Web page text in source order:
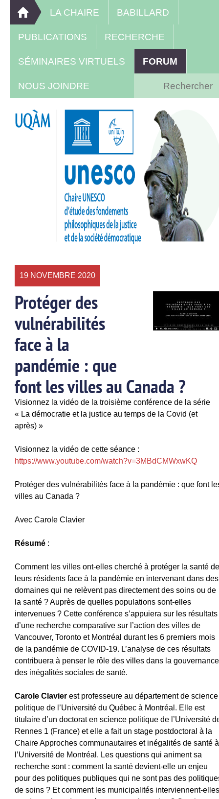
LA CHAIRE BABILLARD
PUBLICATIONS RECHERCHE
SÉMINAIRES VIRTUELS FORUM
NOUS JOINDRE
19 NOVEMBRE 2020
Protéger des
vulnérabilités
face à la
pandémie : que
font les villes au Canada ?
Visionnez la vidéo de la troisième conférence de la série
« La démocratie et la justice au temps de la Covid (et
après) »
Visionnez la vidéo de cette séance :
https://www.youtube.com/watch?v=3MBdCMWxwKQ
Protéger des vulnérabilités face à la pandémie : que font
villes au Canada ?
Avec Carole Clavier
Résumé :
Comment les villes ont-elles cherché à protéger la santé de
leurs résidents face à la pandémie en intervenant dans des
domaines qui ne relèvent pas directement des soins ou de
la santé ? Auprès de quelles populations sont-elles
intervenues ? Cette conférence s’appuiera sur les résultats
d’une recherche comparative sur l’action des villes de
Vancouver, Toronto et Montréal durant les 6 premiers mois
de la pandémie de COVID-19. L’analyse de ces résultats
contribuera à penser le rôle des villes dans la gouvernance
des inégalités sociales de santé.
Carole Clavier est professeure au département de science
politique de l’Université du Québec à Montréal. Elle est
titulaire d’un doctorat en science politique de l’Université
Rennes 1 (France) et elle a fait un stage postdoctoral à la
Chaire Approches communautaires et inégalités de santé à
l’Université de Montréal. Les questions qui animent sa
recherche sont : comment la santé devient-elle un enjeu
pour des politiques publiques qui ne sont pas des
de soins ? Et comment les municipalités interviennent-elles